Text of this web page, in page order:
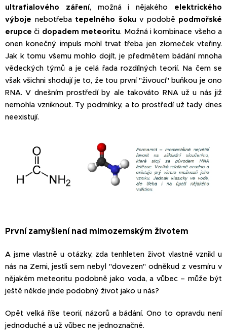
ultrafialového záření, možná i nějakého elektrického
výboje nebotřebatepelného šoku v podobě podmořské
erupce či dopadem meteoritu. Možná i kombinace všeho a
onen konečný impuls mohl trvat třeba jen zlomeček vteřiny.
Jak k tomu všemu mohlo dojít, je předmětem bádání mnoha
vědeckých týmů a je celá řada rozdílných teorií. Na čem se
však všichni shodují je to, že tou první "živoucí" buňkou je ono
RNA. V dnešním prostředí by ale takováto RNA už u nás již
nemohla vzniknout. Ty podmínky, a to prostředí už tady dnes
neexistují.
První zamyšlení nad mimozemským životem
A jsme vlastně u otázky, zda tenhleten život vlastně vznikl u
nás na Zemi, jestli sem nebyl "dovezen" odněkud z vesmíru v
nějakém meteoritu podobně jako voda, a vůbec – může být
ještě někde jinde podobný život jako u nás?
Opět velká říše teorií, názorů a bádání. Ono to opravdu není
jednoduché a už vůbec ne jednoznačné.